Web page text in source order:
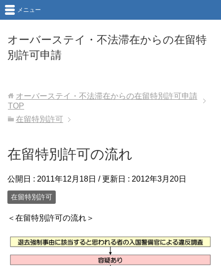
オーバーステイ・不法滞在からの在留特
別許可申請
メニュー
オーバーステイ・不法滞在からの在留特別許可申請
TOP
在留特別許可
在留特別許可の流れ
公開日 : 2011年12月18日 / 更新日 : 2012年3月20日
在留特別許可
＜在留特別許可の流れ＞